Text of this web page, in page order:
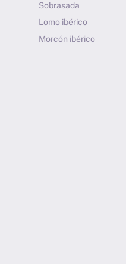
Sobrasada
Lomo ibérico
Morcón ibérico